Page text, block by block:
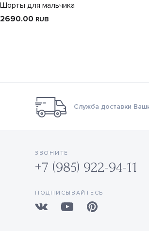
Шорты для мальчика
2690.00 RUB
Служба доставки
ЗВОНИТЕ
+7 (985) 922-94-11
ПОДПИСЫВАЙТЕСЬ